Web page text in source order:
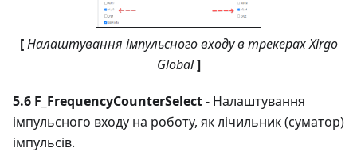
[ Налаштування імпульсного входу в трекерах Xirgo
Global ]
5.6 F_FrequencyCounterSelect- Налаштування
імпульсного входу на роботу, як лічильник (суматор)
імпульсів.